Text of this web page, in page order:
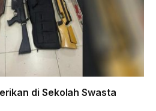
di Sekolah Swasta